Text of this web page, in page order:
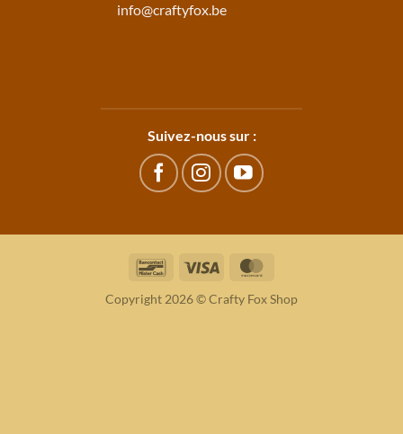
info@craftyfox.be
Suivez-nous sur :
BancontactVisa
Copyright 2026 © Crafty Fox Shop